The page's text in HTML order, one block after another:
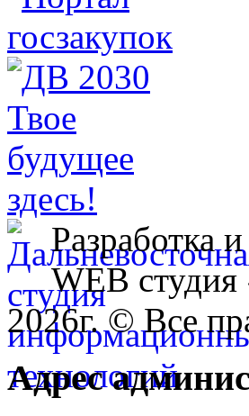
Разработка
WEB
2026г. © Все
Адрес